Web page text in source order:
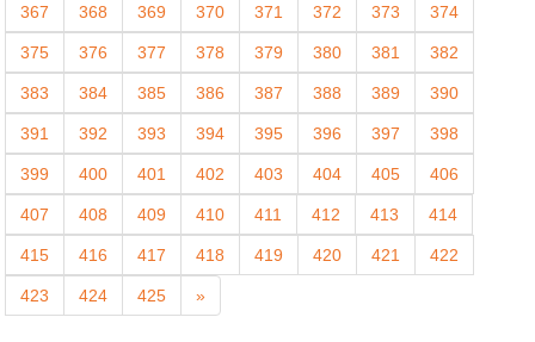
367 368 369 370 371 372 373 374
375 376 377 378 379 380 381 382
383 384 385 386 387 388 389 390
391 392 393 394 395 396 397 398
399 400 401 402 403 404 405 406
407 408 409 410 411 412 413 414
415 416 417 418 419 420 421 422
423 424 425 »
117/2025/QH15
63/2026/NĐ-CP
Nghị định Quy định chi tiết một số điều và biện pháp thi hành
Luật bảo vệ bí mật nhà nước
CÔNG BÁO/Số 1097 + 1098
LUẬT XỬ LÝ VI PHẠM HÀNH CHÍNH
Nghị định Sửa đổi, bổ sung một số điều của Nghị định số